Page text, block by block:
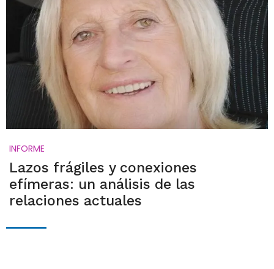
INFORME
Lazos frágiles y conexiones
efímeras: un análisis de las
relaciones actuales